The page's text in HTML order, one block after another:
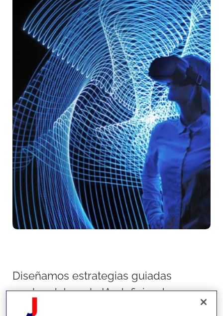
Diseñamos estrategias guiadas
por los datos y la IA, definiendo
cómo estos datos se estructuran,